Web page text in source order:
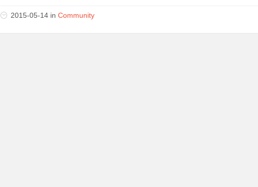
2015-05-14 in Community